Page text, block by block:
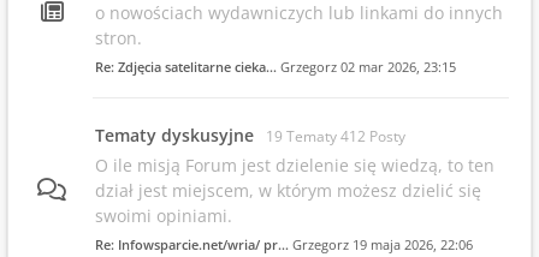
o nowościach wydawniczych lub linkami do innych
stron.
Re: Zdjęcia satelitarne cieka… Grzegorz 02 mar 2026, 23:15
Tematy dyskusyjne 19 Tematy 412 Posty
O ile misją Forum jest dzielenie się wiedzą, to ten
dział jest miejscem, w którym możesz dzielić się
swoimi opiniami.
Re: Infowsparcie.net/wria/ pr… Grzegorz 19 maja 2026, 22:06